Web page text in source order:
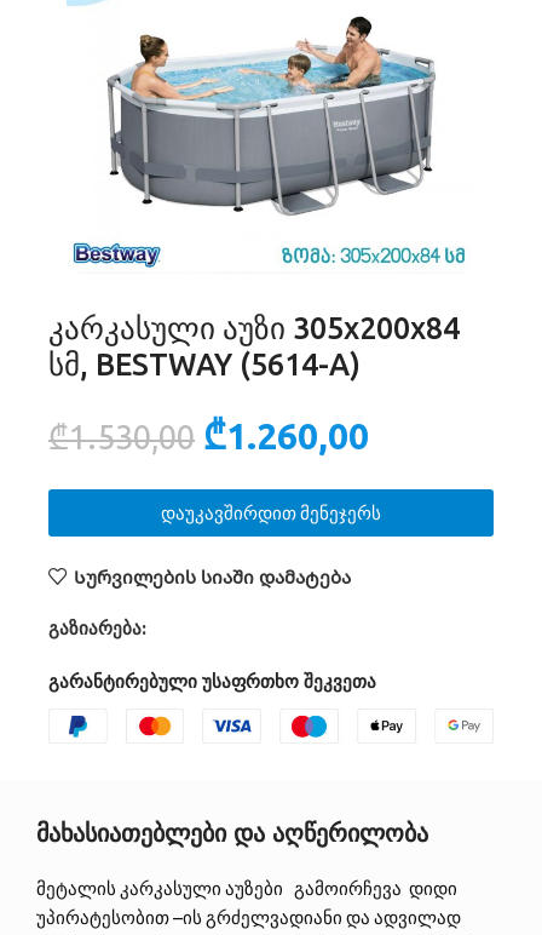
კარკასული აუზი 305х200х84
სმ, BESTWAY (5614-A)
₾1.530,00 ₾1.260,00
დაუკავშირდით მენეჯერს
Სურვილების სიაში დამატება
გაზიარება:
გარანტირებული უსაფრთხო შეკვეთა
მახასიათებლები და აღწერილობა
მეტალის კარკასული აუზები გამოირჩევა დიდი
უპირატესობით –ის გრძელვადიანი და ადვილად